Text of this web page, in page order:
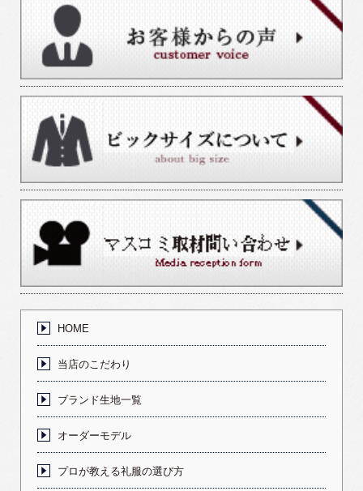
HOME
当店のこだわり
ブランド生地一覧
オーダーモデル
プロが教える礼服の選び方